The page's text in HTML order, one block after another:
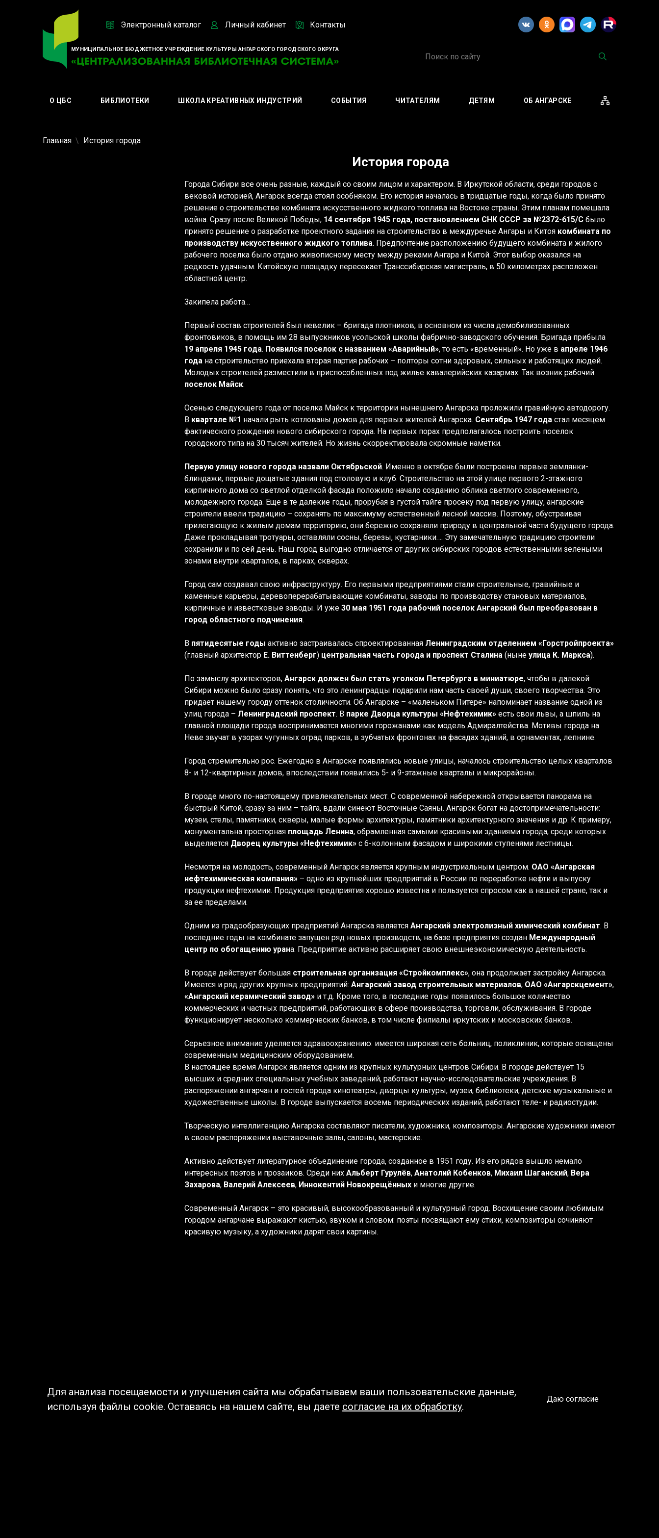
МУНИЦИПАЛЬНОЕ БЮДЖЕТНОЕ УЧРЕЖДЕНИЕ КУЛЬТУРЫ АНГАРСКОГО ГОРОДСКОГО ОКРУГА
Электронный каталог Личный кабинет Контакты
О ЦБС БИБЛИОТЕКИ ШКОЛА КРЕАТИВНЫХ ИНДУСТРИЙ СОБЫТИЯ ЧИТАТЕЛЯМ ДЕТЯМ ОБ АНГАРСКЕ
Главная История города
История города
Города Сибири все очень разные, каждый со своим лицом и характером. В Иркутской области, среди городов с
вековой историей, Ангарск всегда стоял особняком. Его история началась в тридцатые годы, когда было принято
решение о строительстве комбината искусственного жидкого топлива на Востоке страны. Этим планам помешала
война. Сразу после Великой Победы, 14 сентября 1945 года, постановлением СНК СССР за №2372-615/С было
принято решение о разработке проектного задания на строительство в междуречье Ангары и Китоя комбината по
производству искусственного жидкого топлива. Предпочтение расположению будущего комбината и жилого
рабочего поселка было отдано живописному месту между реками Ангара и Китой. Этот выбор оказался на
редкость удачным. Китойскую площадку пересекает Транссибирская магистраль, в 50 километрах расположен
областной центр.
Закипела работа…
Первый состав строителей был невелик – бригада плотников, в основном из числа демобилизованных
фронтовиков, в помощь им 28 выпускников усольской школы фабрично-заводского обучения. Бригада прибыла
19 апреля 1945 года. Появился поселок с названием «Аварийный», то есть «временный». Но уже в апреле 1946
года на строительство приехала вторая партия рабочих – полторы сотни здоровых, сильных и работящих людей.
Молодых строителей разместили в приспособленных под жилье кавалерийских казармах. Так возник рабочий
поселок Майск.
Осенью следующего года от поселка Майск к территории нынешнего Ангарска проложили гравийную автодорогу.
В квартале №1 начали рыть котлованы домов для первых жителей Ангарска. Сентябрь 1947 года стал месяцем
фактического рождения нового сибирского города. На первых порах предполагалось построить поселок
городского типа на 30 тысяч жителей. Но жизнь скорректировала скромные наметки.
Первую улицу нового города назвали Октябрьской. Именно в октябре были построены первые землянки-
блиндажи, первые дощатые здания под столовую и клуб. Строительство на этой улице первого 2-этажного
кирпичного дома со светлой отделкой фасада положило начало созданию облика светлого современного,
молодежного города. Еще в те далекие годы, прорубая в густой тайге просеку под первую улицу, ангарские
строители ввели традицию – сохранять по максимуму естественный лесной массив. Поэтому, обустраивая
прилегающую к жилым домам территорию, они бережно сохраняли природу в центральной части будущего города.
Даже прокладывая тротуары, оставляли сосны, березы, кустарники…. Эту замечательную традицию строители
сохранили и по сей день. Наш город выгодно отличается от других сибирских городов естественными зелеными
зонами внутри кварталов, в парках, скверах.
Город сам создавал свою инфраструктуру. Его первыми предприятиями стали строительные, гравийные и
каменные карьеры, деревоперерабатывающие комбинаты, заводы по производству становых материалов,
кирпичные и известковые заводы. И уже30 мая 1951 года рабочий поселок Ангарский был преобразован в
город областного подчинения.
В пятидесятые годы активно застраивалась спроектированная Ленинградским отделением «Горстройпроекта»
(главный архитектор Е. Виттенберг) центральная часть города и проспект Сталина (нынеулица К. Маркса).
По замыслу архитекторов,Ангарск должен был стать уголком Петербурга в миниатюре, чтобы в далекой
Сибири можно было сразу понять, что это ленинградцы подарили нам часть своей души, своего творчества. Это
придает нашему городу оттенок столичности. Об Ангарске – «маленьком Питере» напоминает название одной из
улиц города – Ленинградский проспект. В парке Дворца культуры «Нефтехимик» есть свои львы, а шпиль на
главной площади города воспринимается многими горожанами как модель Адмиралтейства. Мотивы города на
Неве звучат в узорах чугунных оград парков, в зубчатых фронтонах на фасадах зданий, в орнаментах, лепнине.
Город стремительно рос. Ежегодно в Ангарске появлялись новые улицы, началось строительство целых кварталов
8- и 12-квартирных домов, впоследствии появились 5- и 9-этажные кварталы и микрорайоны.
В городе много по-настоящему привлекательных мест. С современной набережной открывается панорама на
быстрый Китой, сразу за ним – тайга, вдали синеют Восточные Саяны. Ангарск богат на достопримечательности:
музеи, стелы, памятники, скверы, малые формы архитектуры, памятники архитектурного значения и др. К примеру,
монументальна просторная площадь Ленина, обрамленная самыми красивыми зданиями города, среди которых
выделяется Дворец культуры «Нефтехимик» с 6-колонным фасадом и широкими ступенями лестницы.
Несмотря на молодость, современный Ангарск является крупным индустриальным центром. ОАО «Ангарская
нефтехимическая компания» – одно из крупнейших предприятий в России по переработке нефти и выпуску
продукции нефтехимии. Продукция предприятия хорошо известна и пользуется спросом как в нашей стране, так и
за ее пределами.
Одним из градообразующих предприятий Ангарска являетсяАнгарский электролизный химический комбинат. В
последние годы на комбинате запущен ряд новых производств, на базе предприятия создан Международный
центр по обогащению урана. Предприятие активно расширяет свою внешнеэкономическую деятельность.
В городе действует большая строительная организация «Стройкомплекс», она продолжает застройку Ангарска.
Имеется и ряд других крупных предприятий:Ангарский завод строительных материалов, ОАО «Ангарскцемент»,
«Ангарский керамический завод» и т.д. Кроме того, в последние годы появилось большое количество
коммерческих и частных предприятий, работающих в сфере производства, торговли, обслуживания. В городе
функционирует несколько коммерческих банков, в том числе филиалы иркутских и московских банков.
Серьезное внимание уделяется здравоохранению: имеется широкая сеть больниц, поликлиник, которые оснащены
современным медицинским оборудованием.
В настоящее время Ангарск является одним из крупных культурных центров Сибири. В городе действует 15
высших и средних специальных учебных заведений, работают научно-исследовательские учреждения. В
распоряжении ангарчан и гостей города кинотеатры, дворцы культуры, музеи, библиотеки, детские музыкальные и
художественные школы. В городе выпускается восемь периодических изданий, работают теле- и радиостудии.
Творческую интеллигенцию Ангарска составляют писатели, художники, композиторы. Ангарские художники имеют
в своем распоряжении выставочные залы, салоны, мастерские.
Активно действует литературное объединение города, созданное в 1951 году. Из его рядов вышло немало
интересных поэтов и прозаиков. Среди нихАльберт Гурулёв,Анатолий Кобенков, Михаил Шаганский, Вера
Захарова, Валерий Алексеев, Иннокентий Новокрещённых и многие другие.
Современный Ангарск – это красивый, высокообразованный и культурный город. Восхищение своим любимым
городом ангарчане выражают кистью, звуком и словом: поэты посвящают ему стихи, композиторы сочиняют
красивую музыку, а художники дарят свои картины.
Для анализа посещаемости и улучшения сайта мы обрабатываем ваши пользовательские данные,
используя файлы cookie. Оставаясь на нашем сайте, вы даете согласие на их обработку.
Даю согласие